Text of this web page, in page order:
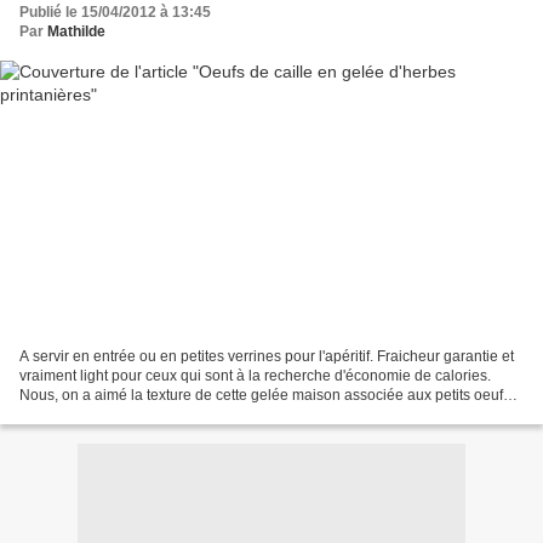
Publié le 15/04/2012 à 13:45
Par Mathilde
A servir en entrée ou en petites verrines pour l'apéritif. Fraicheur garantie et
vraiment light pour ceux qui sont à la recherche d'économie de calories.
Nous, on a aimé la texture de cette gelée maison associée aux petits oeufs